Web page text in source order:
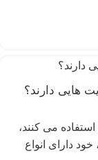
هایی دارند؟
می کنند،
دارای انواع